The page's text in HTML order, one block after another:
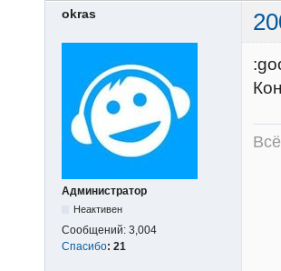
okras
Администратор
Неактивен
Сообщений: 3,004
Спасибо: 21